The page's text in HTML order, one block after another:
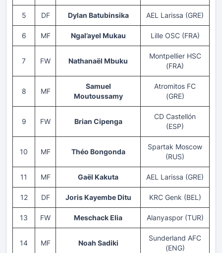
5 DF Dylan Batubinsika AEL Larissa (GRE)
6 MF Ngal’ayel Mukau Lille OSC (FRA)
7 FW Nathanaël Mbuku
Montpellier HSC
(FRA)
8 MF
Samuel
Moutoussamy
Atromitos FC
(GRE)
9 FW Brian Cipenga
CD Castellón
(ESP)
10 MF Théo Bongonda
Spartak Moscow
(RUS)
11 MF Gaël Kakuta AEL Larissa (GRE)
12 DF Joris Kayembe Ditu KRC Genk (BEL)
13 FW Meschack Elia Alanyaspor (TUR)
14 MF Noah Sadiki
Sunderland AFC
(ENG)